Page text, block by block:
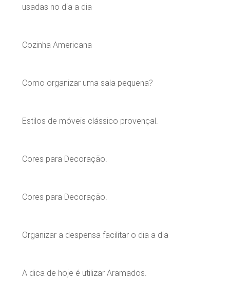
usadas no dia a dia
Cozinha Americana
Como organizar uma sala pequena?
Estilos de móveis clássico provençal.
Cores para Decoração.
Cores para Decoração.
Organizar a despensa facilitar o dia a dia
A dica de hoje é utilizar Aramados.